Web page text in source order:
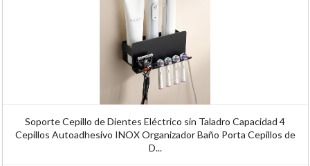
Soporte Cepillo de Dientes Eléctrico sin Taladro Capacidad 4
Cepillos Autoadhesivo INOX Organizador Baño Porta Cepillos de
D...